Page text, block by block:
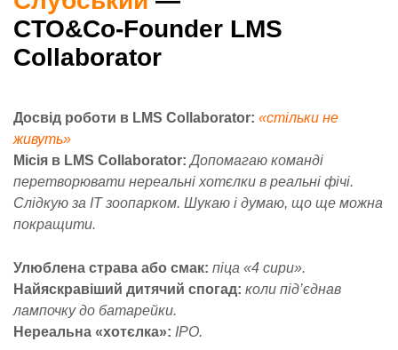
CTO&Co-Founder LMS
Collaborator
Досвід роботи в LMS Collaborator: «стільки не
живуть»
Місія в LMS Collaborator: Допомагаю команді
перетворювати нереальні хотєлки в реальні фічі.
Слідкую за ІТ зоопарком. Шукаю і думаю, що ще можна
покращити.
Улюблена страва або смак: піца «4 сири».
Найяскравіший дитячий спогад: коли під’єднав
лампочку до батарейки.
Нереальна «хотєлка»: ІРО.